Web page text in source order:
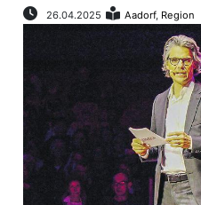
Aadorf
Hagenbuch
E-
Paper
App
26.04.2025 Aadorf, Region